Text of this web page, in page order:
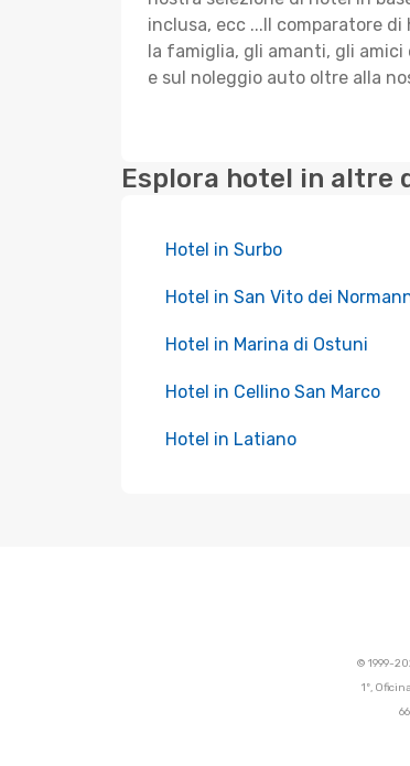
inclusa, ecc ...Il comparatore
la famiglia, gli amanti, gli
e sul noleggio auto oltre alla
Esplora hotel in altre
Hotel in Surbo
Hotel in San Vito dei
Hotel in Marina di Ostuni
Hotel in Cellino San Marco
Hotel in Latiano
© 1999-
1º,